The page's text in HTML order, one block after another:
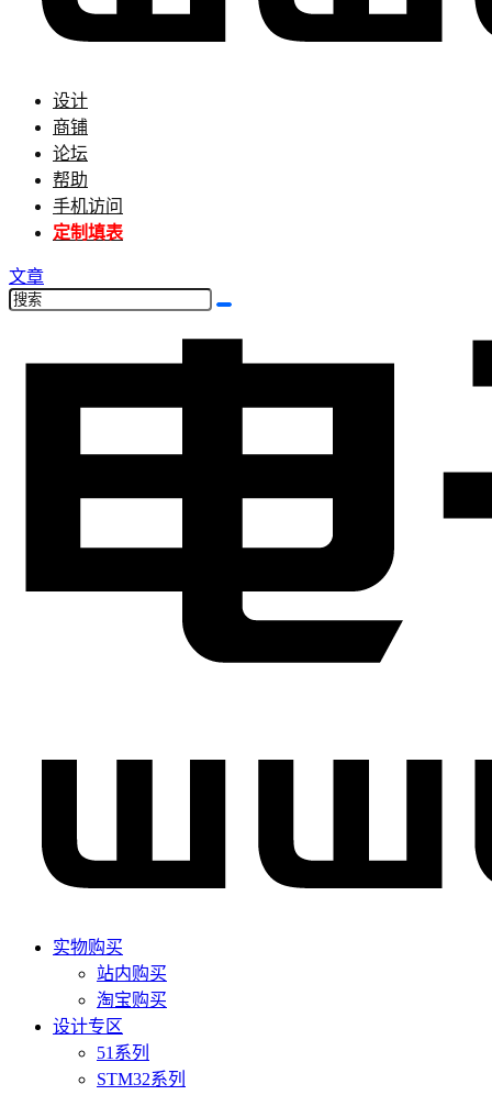
设计
商铺
论坛
帮助
手机访问
定制填表
文章
实物购买
站内购买
淘宝购买
设计专区
51系列
STM32系列